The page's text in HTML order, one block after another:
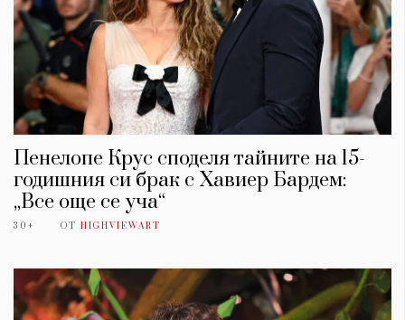
Пенелопе Крус споделя тайните на 15-
годишния си брак с Хавиер Бардем:
„Все още се уча“
30+ ОТ HIGHVIEWART